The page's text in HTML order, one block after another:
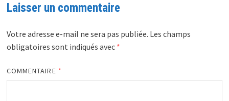
Laisser un commentaire
Votre adresse e-mail ne sera pas publiée. Les champs
obligatoires sont indiqués avec *
COMMENTAIRE *